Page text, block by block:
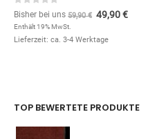
0 out of 5
Bisher bei uns 59,90€ 49,90€
Enthält 19% MwSt.
Lieferzeit: ca. 3-4 Werktage
TOP BEWERTETE PRODUKTE